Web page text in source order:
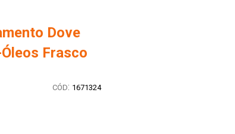
Dove
Frasco
: 1671324